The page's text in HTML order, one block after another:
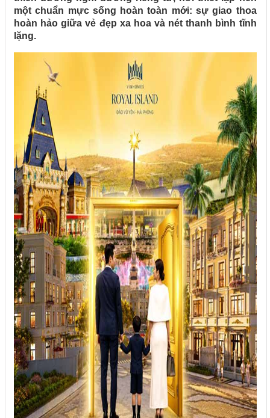
một chuẩn mực sống hoàn toàn mới: sự giao thoa
hoàn hảo giữa vẻ đẹp xa hoa và nét thanh bình tĩnh
lặng.